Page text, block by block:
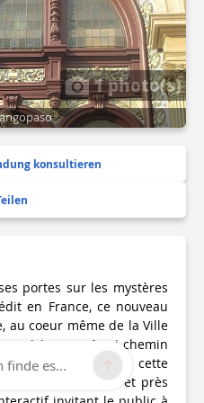
1 photo(s)
konsultieren
portes sur les mystères
en France, ce nouveau
au coeur même de la Ville
parisiennes. A mi-chemin
d'attractions, cette
sur deux niveaux et près
finde es...